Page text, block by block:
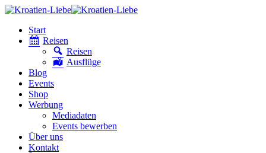
Start
Reisen
Reisen
Ausflüge
Blog
Events
Shop
Werbung
Mediadaten
Events bewerben
Über uns
Kontakt